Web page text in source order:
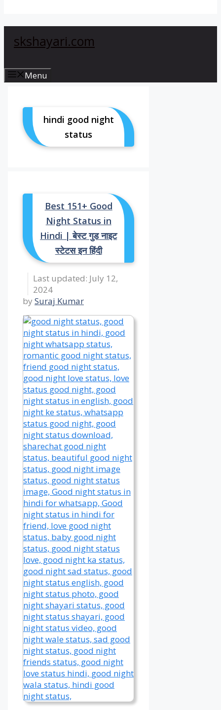
skshayari.com
Menu
hindi good night
status
Best 151+ Good
Night Status in
Hindi | बेस्ट गुड नाइट
स्टेटस इन हिंदी
July 12,
2024
by Suraj Kumar